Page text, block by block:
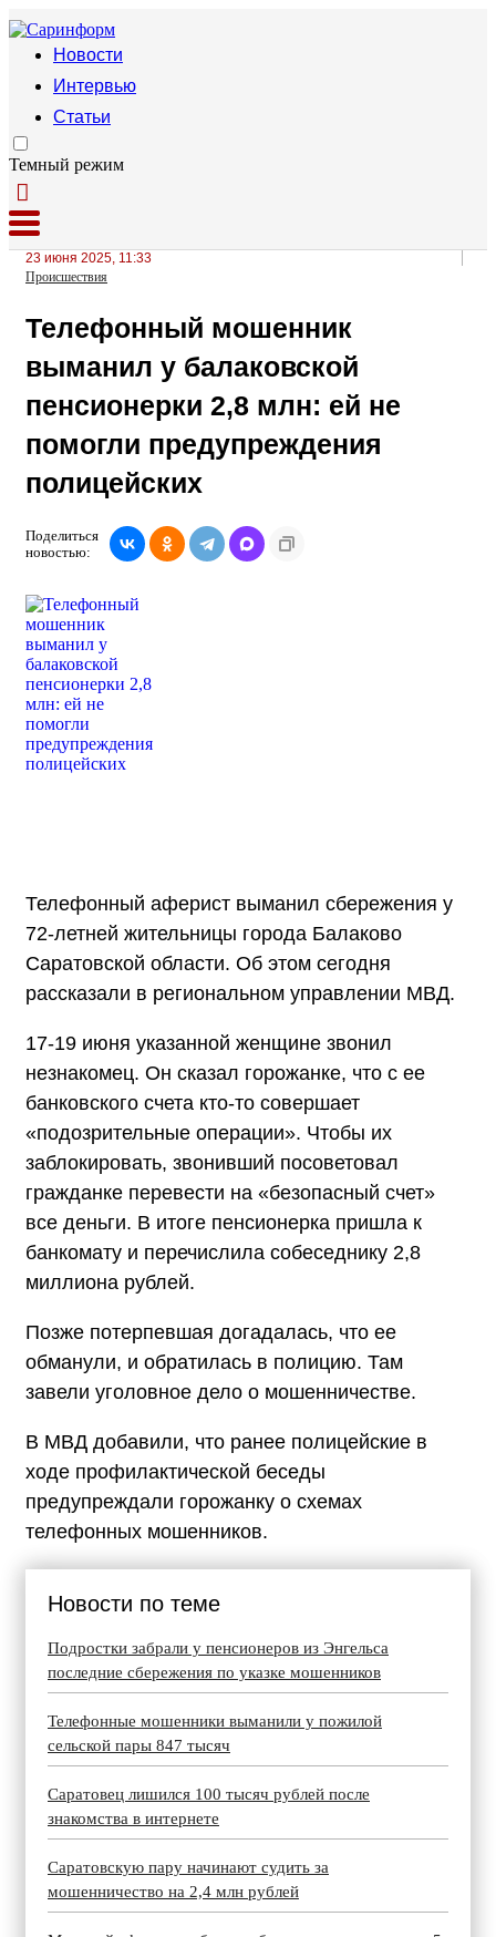
Новости
Интервью
Статьи
Темный режим
23 июня 2025, 11:33
Происшествия
Телефонный мошенник
выманил у балаковской
пенсионерки 2,8 млн: ей не
помогли предупреждения
полицейских
Поделиться
новостью:
Телефонный аферист выманил сбережения у
72-летней жительницы города Балаково
Саратовской области. Об этом сегодня
рассказали в региональном управлении МВД.
17-19 июня указанной женщине звонил
незнакомец. Он сказал горожанке, что с ее
банковского счета кто-то совершает
«подозрительные операции». Чтобы их
заблокировать, звонивший посоветовал
гражданке перевести на «безопасный счет»
все деньги. В итоге пенсионерка пришла к
банкомату и перечислила собеседнику 2,8
миллиона рублей.
Позже потерпевшая догадалась, что ее
обманули, и обратилась в полицию. Там
завели уголовное дело о мошенничестве.
В МВД добавили, что ранее полицейские в
ходе профилактической беседы
предупреждали горожанку о схемах
телефонных мошенников.
Новости по теме
Подростки забрали у пенсионеров из Энгельса
последние сбережения по указке мошенников
Телефонные мошенники выманили у пожилой
сельской пары 847 тысяч
Саратовец лишился 100 тысяч рублей после
знакомства в интернете
Саратовскую пару начинают судить за
мошенничество на 2,4 млн рублей